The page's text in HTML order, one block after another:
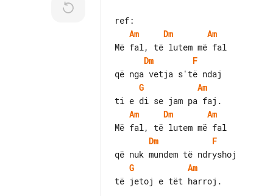
Am
Dm
Am
Dm
F
G
Am
Am
Dm
Am
Dm
F
G
Am
të jetoj e tët harroj.